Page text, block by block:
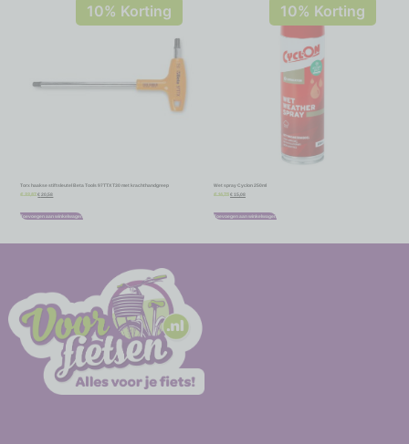
10% Korting
Torx haakse stiftsleutel Beta Tools 97TTX T30 met krachthandgreep
€22,87 €20,58
Toevoegen aan winkelwagen
10% Korting
Wet spray Cyclon 250ml
16,75 €15,08
Toevoegen aan winkelwagen